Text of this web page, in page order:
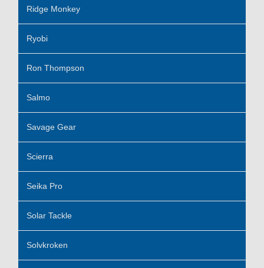
Ridge Monkey
Ryobi
Ron Thompson
Salmo
Savage Gear
Scierra
Seika Pro
Solar Tackle
Solvkroken